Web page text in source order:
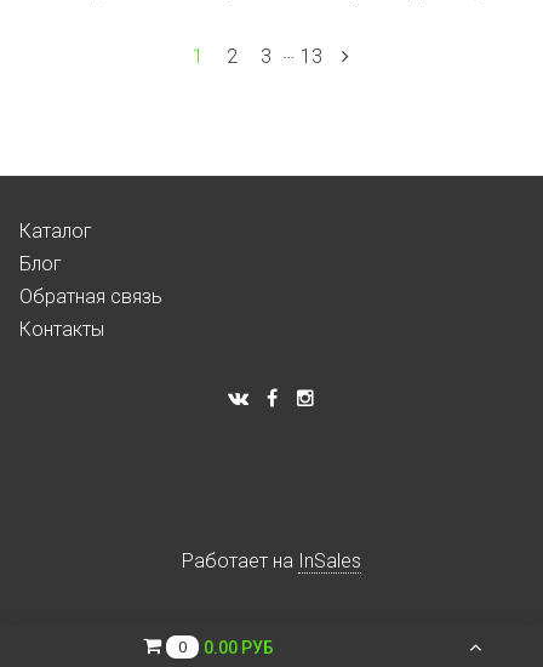
1 2 3 13
Каталог
Блог
Обратная связь
Контакты
Работает на InSales
0 0.00 РУБ